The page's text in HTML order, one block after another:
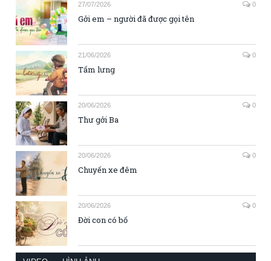
27/07/2026 0
Gởi em – người đã được gọi tên
21/06/2026 0
Tấm lưng
20/06/2026 0
Thư gởi Ba
20/06/2026 0
Chuyến xe đêm
20/06/2026 0
Đời con có bố